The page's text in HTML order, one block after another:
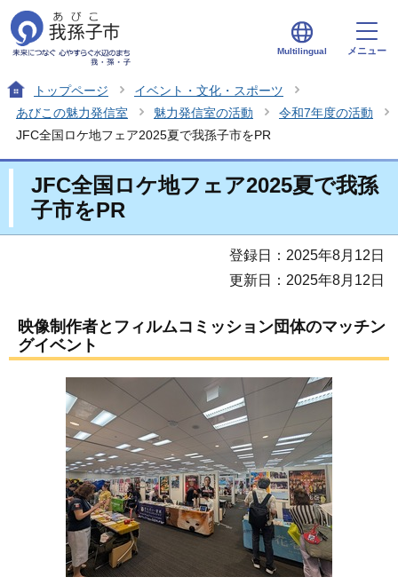
Multilingual メニュー
トップページ
イベント・文化・スポーツ
あびこの魅力発信室
魅力発信室の活動
令和7年度の活動
JFC全国ロケ地フェア2025夏で我孫子市をPR
JFC全国ロケ地フェア2025夏で我孫
子市をPR
登録日：2025年8月12日
更新日：2025年8月12日
映像制作者とフィルムコミッション団体のマッチン
グイベント